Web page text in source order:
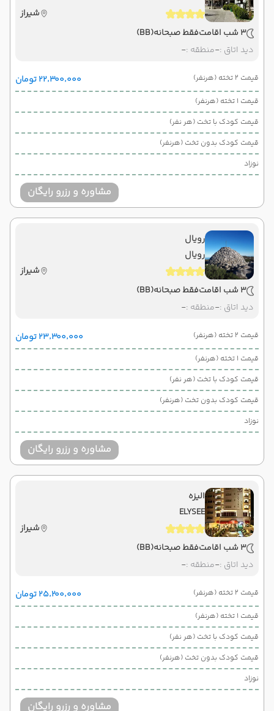
شیراز
3 شب اقامت
فقط صبحانه(BB)
دید اتاق :-منطقه :-
قیمت 2 تخته (هرنفر) ۲۲٬۳۰۰٬۰۰۰ تومان
قیمت 1 تخته (هرنفر)
قیمت کودک با تخت (هر نفر)
قیمت کودک بدون تخت (هرنفر)
نوزاد
مشاوره و رزرو رایگان
رویال
رویال
شیراز
3 شب اقامت
فقط صبحانه(BB)
دید اتاق :-منطقه :-
قیمت 2 تخته (هرنفر) ۲۳٬۳۰۰٬۰۰۰ تومان
قیمت 1 تخته (هرنفر)
قیمت کودک با تخت (هر نفر)
قیمت کودک بدون تخت (هرنفر)
نوزاد
مشاوره و رزرو رایگان
الیزه
ELYSEE
شیراز
3 شب اقامت
فقط صبحانه(BB)
دید اتاق :-منطقه :-
قیمت 2 تخته (هرنفر) ۲۵٬۲۰۰٬۰۰۰ تومان
قیمت 1 تخته (هرنفر)
قیمت کودک با تخت (هر نفر)
قیمت کودک بدون تخت (هرنفر)
نوزاد
مشاوره و رزرو رایگان